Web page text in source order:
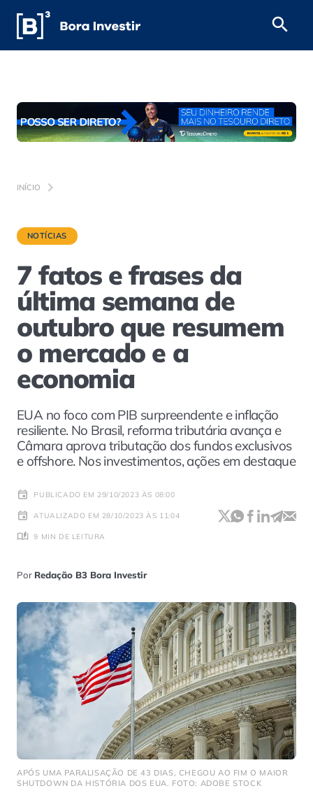
INÍCIO
NOTÍCIAS
7 fatos e frases da
última semana de
outubro que resumem
o mercado e a
economia
EUA no foco com PIB surpreendente e inflação
resiliente. No Brasil, reforma tributária avança e
Câmara aprova tributação dos fundos exclusivos
e offshore. Nos investimentos, ações em destaque
PUBLICADO EM 29/10/2023 ÀS 08:00
ATUALIZADO EM 28/10/2023 ÀS 11:04
9 MIN DE LEITURA
Por Redação B3 Bora Investir
APÓS UMA PARALISAÇÃO DE 43 DIAS, CHEGOU AO FIM O MAIOR
SHUTDOWN DA HISTÓRIA DOS EUA. FOTO: ADOBE STOCK